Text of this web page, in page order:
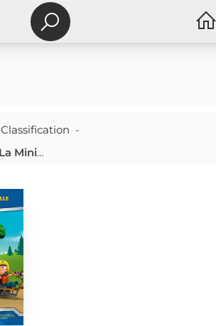
Classification -
La Pat'patrouille : La Mini Patrouille